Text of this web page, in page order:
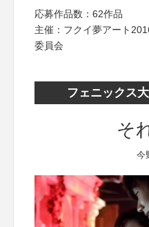
応募作品数：62作品
主催：フクイ夢アート
委員会
フェニックス
そ
今